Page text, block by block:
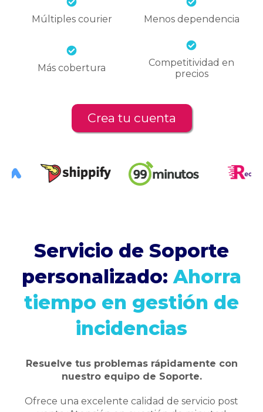
Múltiples courier Menos dependencia
Más cobertura
Competitividad en
precios
Crea tu cuenta
Servicio de Soporte
personalizado:Ahorra
tiempo en gestión de
incidencias
Resuelve tus problemas rápidamente con
nuestro equipo de Soporte.
Ofrece una excelente calidad de servicio post